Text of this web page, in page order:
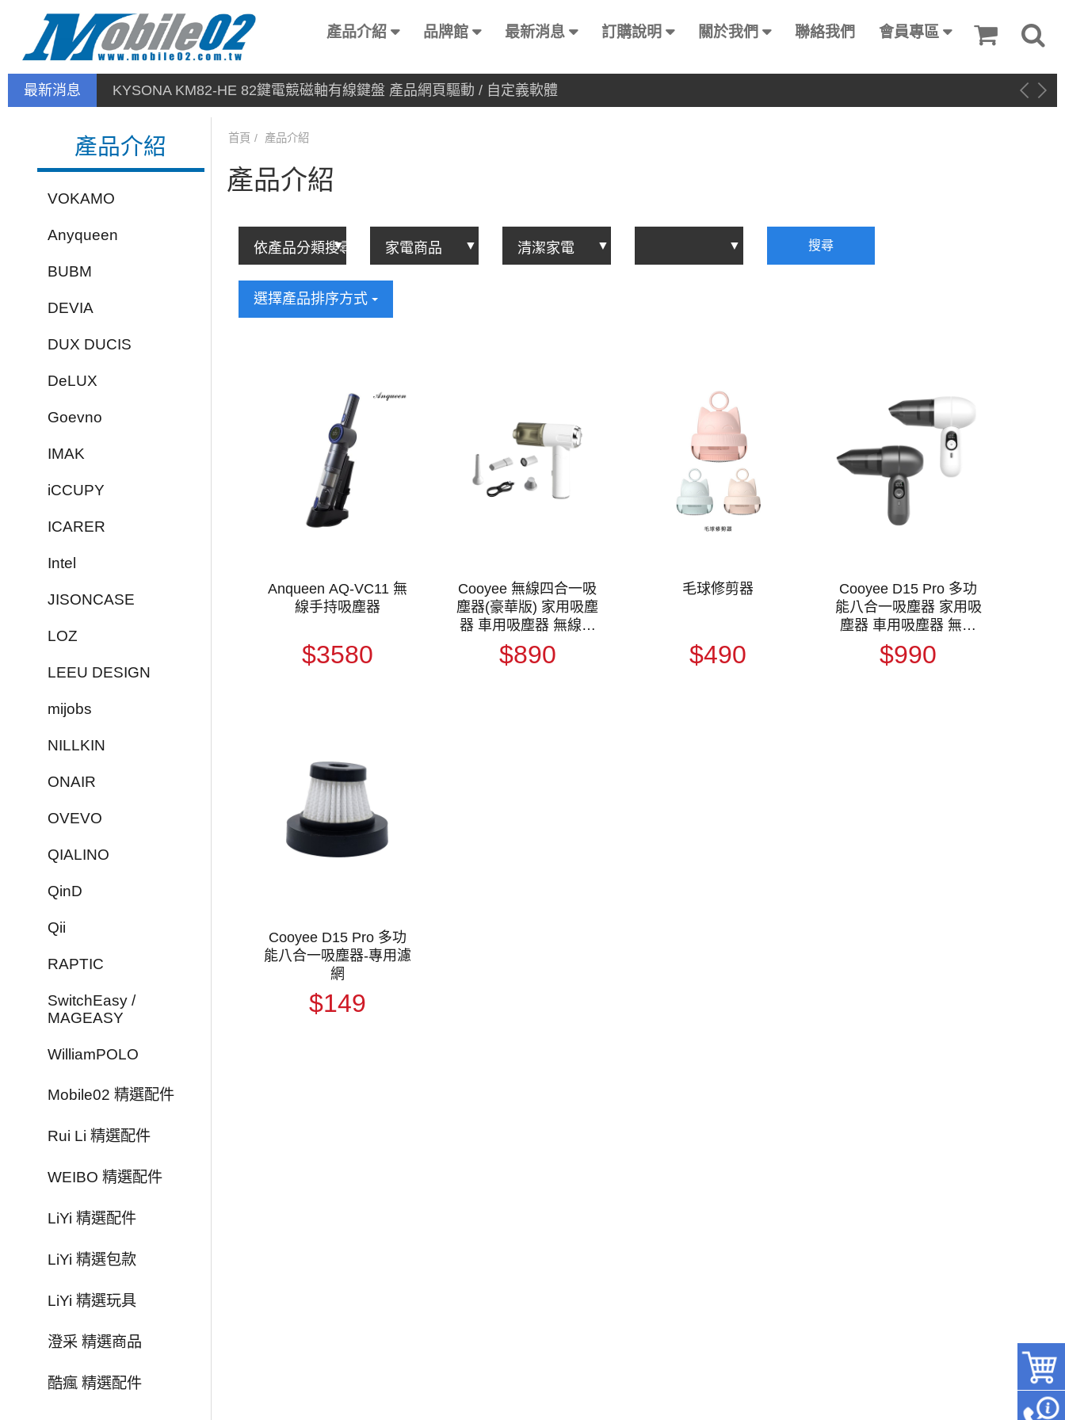
產品介紹 品牌館 最新消息 訂購說明 關於我們 聯絡我們 會員專區
最新消息 KYSONA KM82-HE 82鍵電競磁軸有線鍵盤 產品網頁驅動 / 自定義軟體
產品介紹
VOKAMO
Anyqueen
BUBM
DEVIA
DUX DUCIS
DeLUX
Goevno
IMAK
iCCUPY
ICARER
Intel
JISONCASE
LOZ
LEEU DESIGN
mijobs
NILLKIN
ONAIR
OVEVO
QIALINO
QinD
Qii
RAPTIC
SwitchEasy /
MAGEASY
WilliamPOLO
Mobile02 精選配件
Rui Li 精選配件
WEIBO 精選配件
LiYi 精選配件
LiYi 精選包款
LiYi 精選玩具
澄采 精選商品
酷瘋 精選配件
首頁 產品介紹
產品介紹
搜尋
選擇產品排序方式
Anqueen AQ-VC11 無
線手持吸塵器
$3580
Cooyee 無線四合一吸
塵器(豪華版) 家用吸塵
器 車用吸塵器 無線吸
塵器
$890
毛球修剪器
$490
Cooyee D15 Pro 多功
能八合一吸塵器 家用吸
塵器 車用吸塵器 無線
吸塵器
$990
Cooyee D15 Pro 多功
能八合一吸塵器-專用濾
網
$149